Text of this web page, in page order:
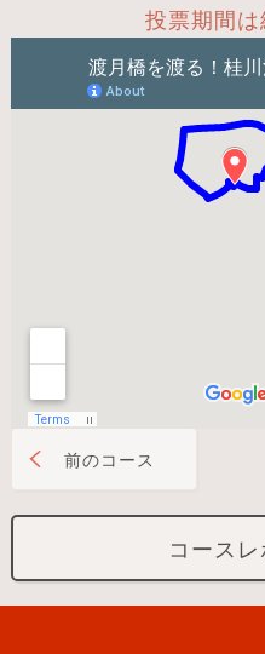
投票期間
前のコース
コース